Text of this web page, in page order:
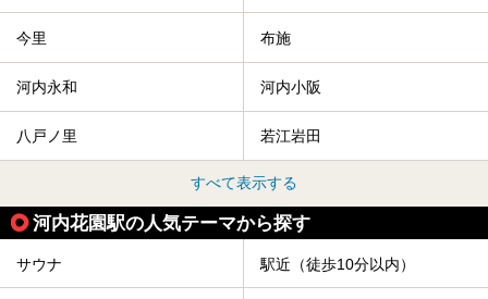
今里 布施
河内永和 河内小阪
八戸ノ里 若江岩田
すべて表示する
河内花園駅の人気テーマから探す
サウナ 駅近（徒歩10分以内）